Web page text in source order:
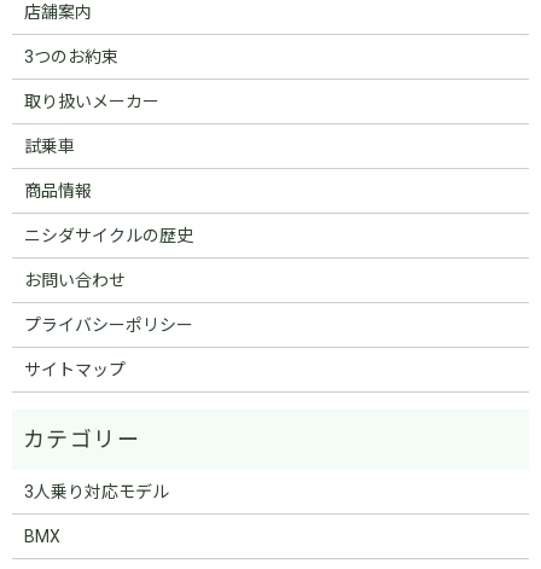
店舗案内
3つのお約束
取り扱いメーカー
試乗車
商品情報
ニシダサイクルの歴史
お問い合わせ
プライバシーポリシー
サイトマップ
3人乗り対応モデル
BMX